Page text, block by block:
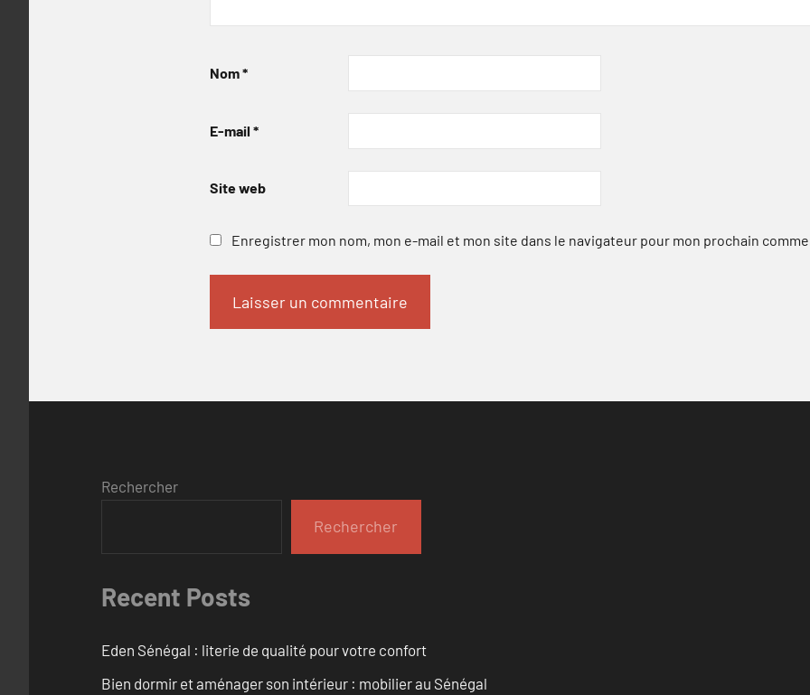
Nom*
E-mail *
Site web
Enregistrer mon nom, mon e-mail et mon site dans le navigateur pour mon prochain
Rechercher
Rechercher
Recent Posts
Eden Sénégal : literie de qualité pour votre confort
Bien dormir et aménager son intérieur : mobilier au Sénégal